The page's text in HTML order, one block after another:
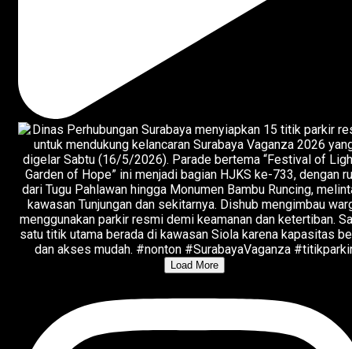
Load More